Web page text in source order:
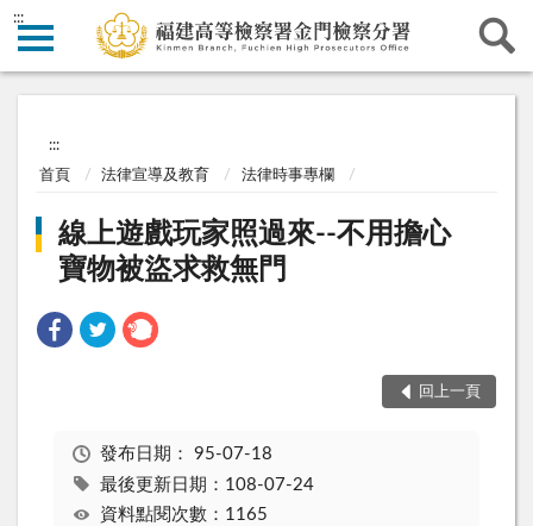
:::
:::
首頁 法律宣導及教育 法律時事專欄
線上遊戲玩家照過來--不用擔心
寶物被盜求救無門
回上一頁
發布日期： 95-07-18
最後更新日期：108-07-24
資料點閱次數：1165